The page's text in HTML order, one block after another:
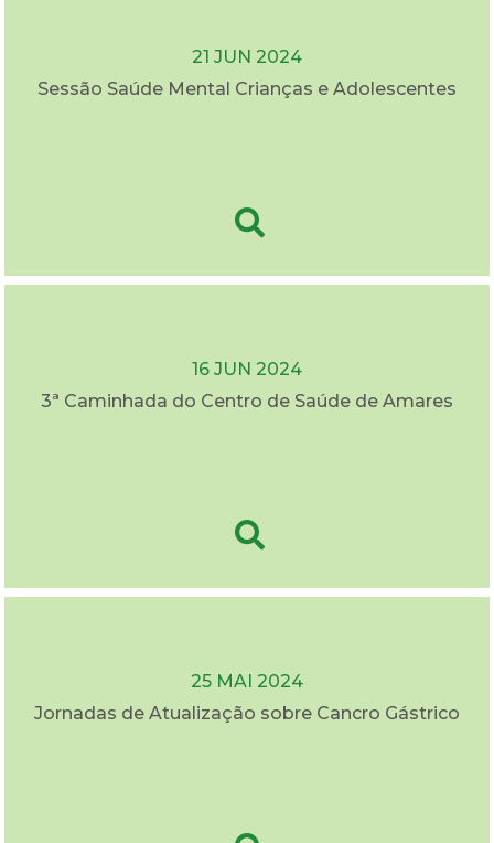
21 JUN 2024
Sessão Saúde Mental Crianças e Adolescentes
16 JUN 2024
3ª Caminhada do Centro de Saúde de Amares
25 MAI 2024
Jornadas de Atualização sobre Cancro Gástrico